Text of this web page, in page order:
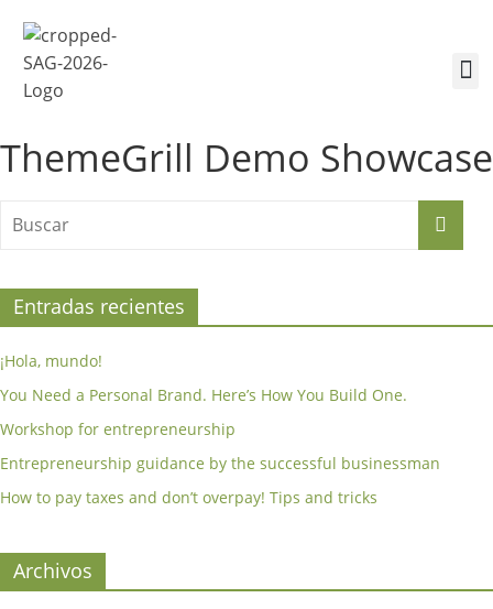
ThemeGrill Demo Showcase
Entradas recientes
¡Hola, mundo!
You Need a Personal Brand. Here’s How You Build One.
Workshop for entrepreneurship
Entrepreneurship guidance by the successful businessman
How to pay taxes and don’t overpay! Tips and tricks
Archivos